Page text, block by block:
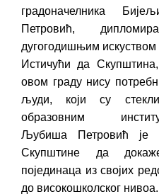
градоначелника
Петровић,
дугогодишњим искуством
Истичући да
овом граду нису
људи, који су
образовним
Љубиша Петровић је
Скупштине да
појединаца из својих
до високошколског нивоа.